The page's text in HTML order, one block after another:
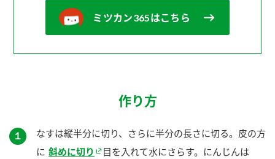
ミツカン365はこちら
作り方
１
なすは縦半分に切り、さらに半分の長さに切る。皮の方
に 斜めに切り
目を入れて水にさらす。にんじんは